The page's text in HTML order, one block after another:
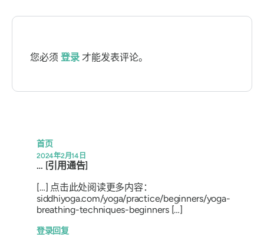
您必须 登录 才能发表评论。
首页
2024年2月14日
… [引用通告]
[…] 点击此处阅读更多内容：
siddhiyoga.com/yoga/practice/beginners/yoga-
breathing-techniques-beginners […]
登录回复